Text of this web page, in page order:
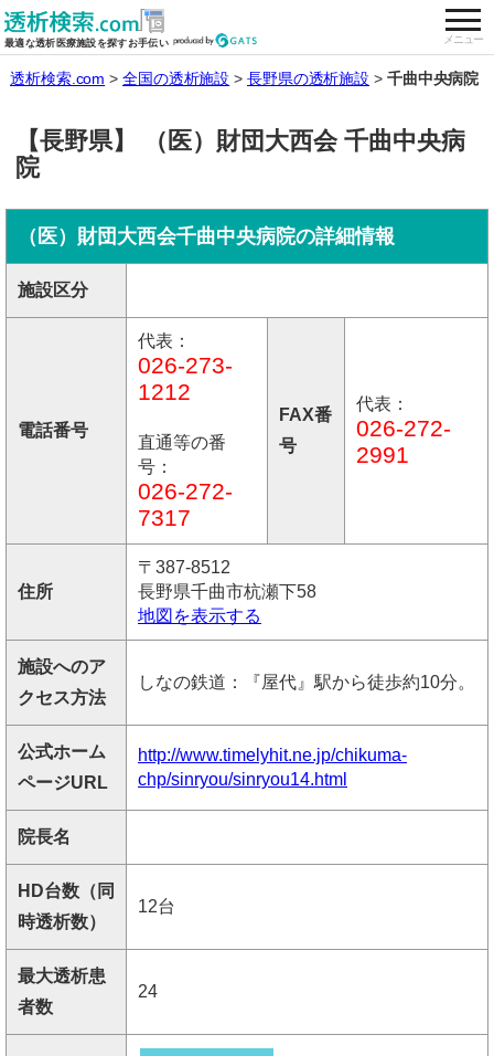
最適な透析医療施設を探すお手伝い メニュー
全国の透析施設を検索する
透析検索.com 全国の透析施設 長野県の透析施設 千曲中央病院
【長野県】 （医）財団大西会 千曲中央病
院
（医）財団大西会千曲中央病院の詳細情報
施設区分
電話番号
代表：
026-273-
1212
直通等の番
号：
026-272-
7317
FAX番
号
代表：
026-272-
2991
住所
〒387-8512
長野県千曲市杭瀬下58
地図を表示する
施設へのア
クセス方法
しなの鉄道：『屋代』駅から徒歩約10分。
公式ホーム
ページURL
http://www.timelyhit.ne.jp/chikuma-
chp/sinryou/sinryou14.html
院長名
HD台数（同
時透析数）
12台
最大透析患
者数
24